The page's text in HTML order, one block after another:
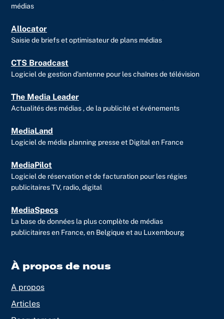
médias
Allocator
Saisie de briefs et optimisateur de plans médias
CTS Broadcast
Logiciel de gestion d’antenne pour les chaînes de télévision
The Media Leader
Actualités des médias , de la publicité et événements
MediaLand
Logiciel de média planning presse et Digital en France
MediaPilot
Logiciel de réservation et de facturation pour les régies
publicitaires TV, radio, digital
MediaSpecs
La base de données la plus complète de médias
publicitaires en France, en Belgique et au Luxembourg
À propos de nous
A propos
Articles